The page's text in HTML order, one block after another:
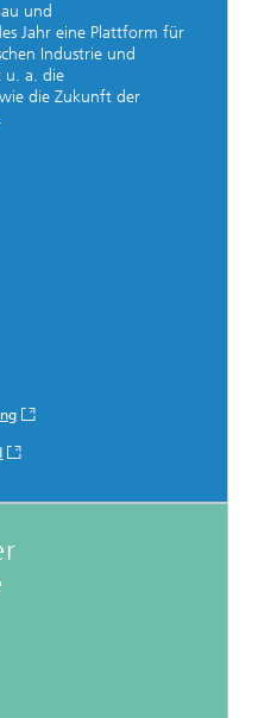
und
Jahr eine Plattform für
Industrie und
u. a. die
die Zukunft der